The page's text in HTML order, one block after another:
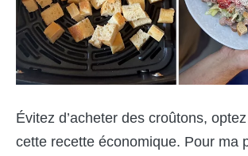
Évitez d’acheter des croûtons,
cette recette économique. Pour ma